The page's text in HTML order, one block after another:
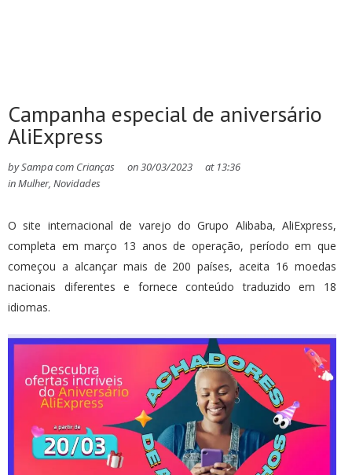
Campanha especial de aniversário
AliExpress
bySampa com Crianças on30/03/2023 at 13:36
inMulher, Novidades
O site internacional de varejo do Grupo Alibaba, AliExpress,
completa em março 13 anos de operação, período em que
começou a alcançar mais de 200 países, aceita 16 moedas
nacionais diferentes e fornece conteúdo traduzido em 18
idiomas.